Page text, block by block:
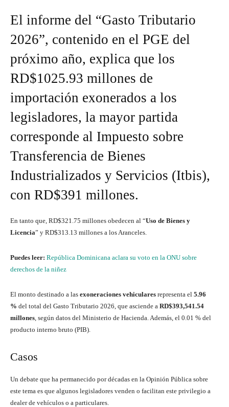
El informe del “Gasto Tributario
2026”, contenido en el PGE del
próximo año, explica que los
RD$1025.93 millones de
importación exonerados a los
legisladores, la mayor partida
corresponde al Impuesto sobre
Transferencia de Bienes
Industrializados y Servicios (Itbis),
con RD$391 millones.
En tanto que, RD$321.75 millones obedecen al “Uso de Bienes y
Licencia” y RD$313.13 millones a los Aranceles.
Puedes leer: República Dominicana aclara su voto en la ONU sobre
derechos de la niñez
El monto destinado a las exoneraciones vehiculares representa el 5.96
% del total del Gasto Tributario 2026, que asciende a RD$393,541.54
millones , según datos del Ministerio de Hacienda. Además, el 0.01 % del
producto interno bruto (PIB).
Casos
Un debate que ha permanecido por décadas en la Opinión Pública sobre
este tema es que algunos legisladores venden o facilitan este privilegio a
dealer de vehículos o a particulares.